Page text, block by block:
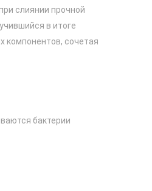
слиянии прочной
в итоге
компонентов, сочетая
бактерии